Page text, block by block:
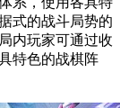
式的战斗局势的
内玩家可通过收
特色的战棋阵